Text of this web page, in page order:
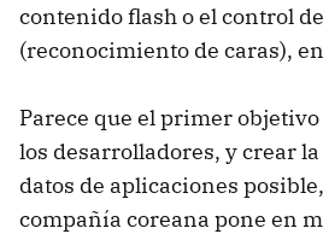
contenido flash o el control
(reconocimiento de caras),
Parece que el primer
los desarrolladores, y crear
datos de aplicaciones
compañía coreana pone en